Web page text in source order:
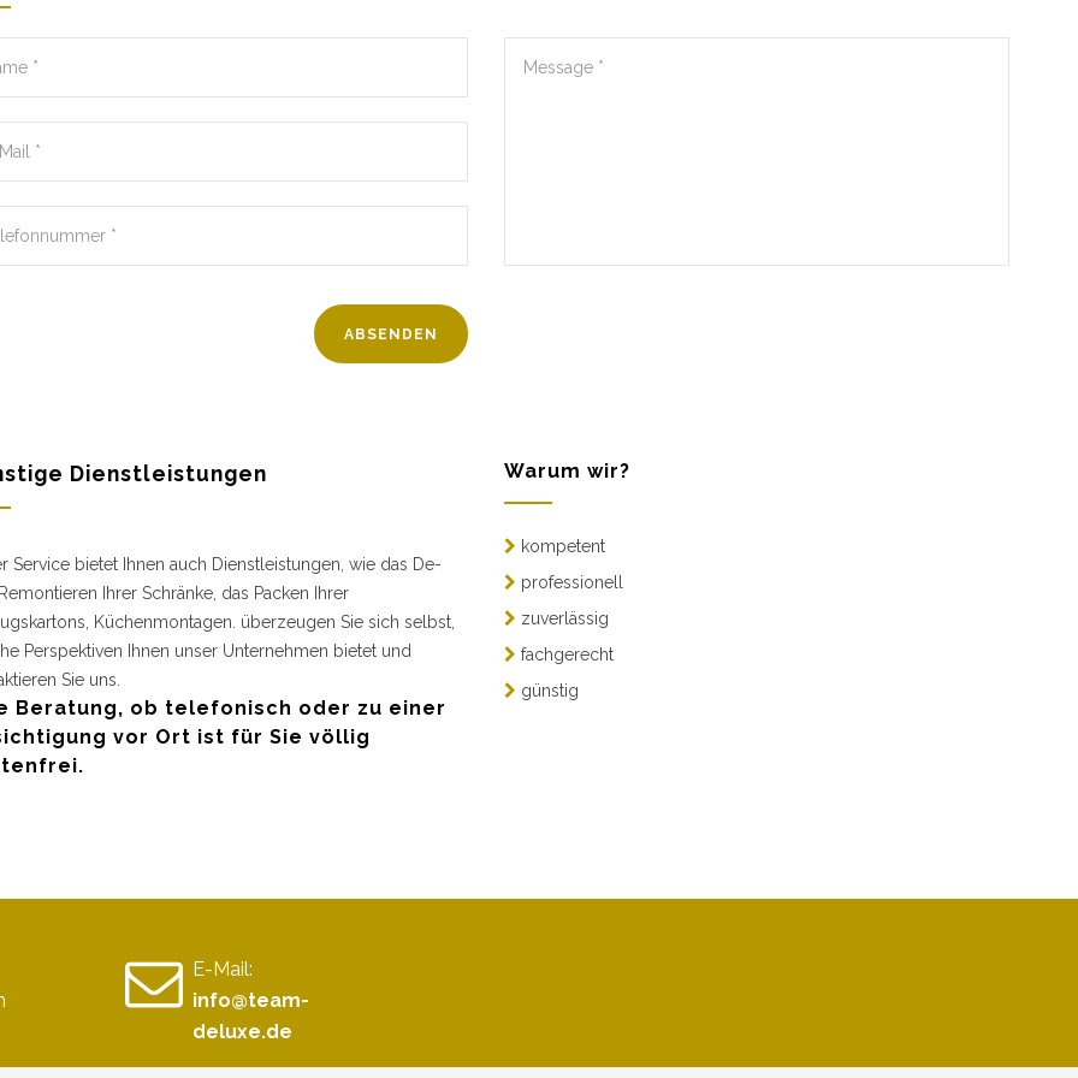
Dienstleistungen
Service bietet Ihnen auch Dienstleistungen, wie das De-
Ihrer Schränke, das Packen Ihrer
Küchenmontagen. überzeugen Sie sich selbst,
Perspektiven Ihnen unser Unternehmen bietet und
Sie uns.
Beratung, ob telefonisch oder zu einer
vor Ort ist für Sie völlig
Warum wir?
kompetent
professionell
zuverlässig
fachgerecht
günstig
E-Mail:
info@team-
deluxe.de